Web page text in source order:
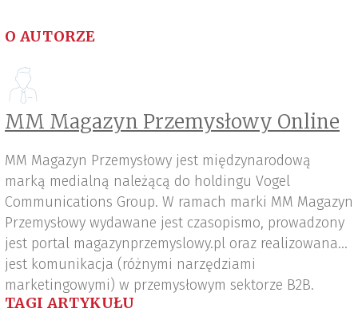
O AUTORZE
MM Magazyn Przemysłowy Online
MM Magazyn Przemysłowy jest międzynarodową
marką medialną należącą do holdingu Vogel
Communications Group. W ramach marki MM Magazyn
Przemysłowy wydawane jest czasopismo, prowadzony
jest portal magazynprzemyslowy.pl oraz realizowana
jest komunikacja (różnymi narzędziami
marketingowymi) w przemysłowym sektorze B2B.
TAGI ARTYKUŁU